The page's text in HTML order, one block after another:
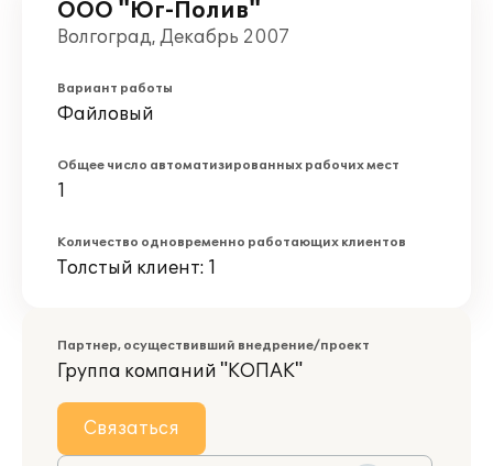
ООО "Юг-Полив"
Волгоград, Декабрь 2007
Вариант работы
Файловый
Общее число автоматизированных рабочих мест
1
Количество одновременно работающих клиентов
Толстый клиент: 1
Партнер, осуществивший внедрение/проект
Группа компаний "КОПАК"
Связаться